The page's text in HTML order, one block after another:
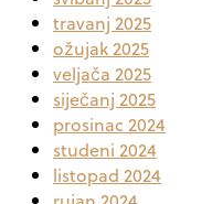
travanj 2025
ožujak 2025
veljača 2025
siječanj 2025
prosinac 2024
studeni 2024
listopad 2024